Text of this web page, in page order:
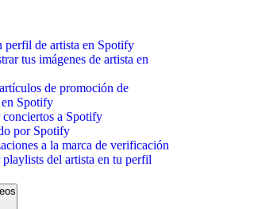
perfil de artista en Spotify
tus imágenes de artista en
de promoción de
Spotify
conciertos a Spotify
por Spotify
a la marca de verificación
del artista en tu perfil